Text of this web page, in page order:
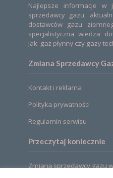
Najlepsze informacje w
sprzedawcy gazu,
dostawców gazu
specjalistyczna wiedza
jak: gaz płynny czy gazy
Zmiana Sprzedawcy
Kontakt i reklama
Polityka prywatności
Regulamin serwisu
Przeczytaj koniecznie
Zmiana sprzedawcy gazu